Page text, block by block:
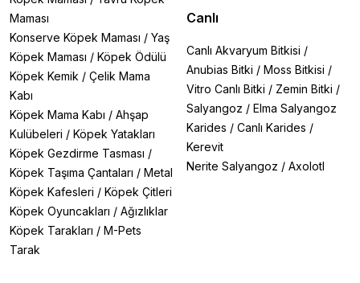
Maması
Konserve Köpek Maması / Yaş
Köpek Maması / Köpek Ödülü
Köpek Kemik / Çelik Mama
Kabı
Köpek Mama Kabı / Ahşap
Kulübeleri / Köpek Yatakları
Köpek Gezdirme Tasması /
Köpek Taşıma Çantaları / Metal
Köpek Kafesleri / Köpek Çitleri
Köpek Oyuncakları / Ağızlıklar
Köpek Tarakları / M-Pets
Tarak
Canlı
Canlı Akvaryum Bitkisi /
Anubias Bitki / Moss Bitkisi /
Vitro Canlı Bitki / Zemin Bitki /
Salyangoz / Elma Salyangoz
Karides / Canlı Karides /
Kerevit
Nerite Salyangoz / Axolotl